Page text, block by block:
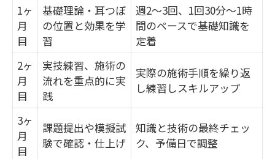
1ヶ
月
目
基礎理論・耳つぼ
の位置と効果を学
習
週2～3回、1回30分～1時
間のペースで基礎知識を
定着
2ヶ
月
目
実技練習、施術の
流れを重点的に実
践
実際の施術手順を繰り返
し練習しスキルアップ
3ヶ
月
目
課題提出や模擬試
験で確認・仕上げ
知識と技術の最終チェッ
ク、予備日で調整